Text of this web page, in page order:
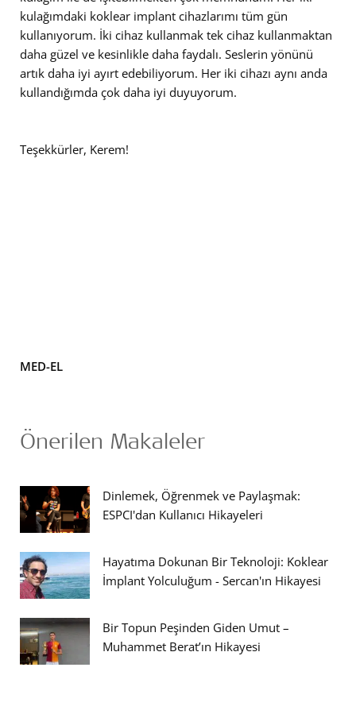
kulağımdaki koklear implant cihazlarımı tüm gün
kullanıyorum. İki cihaz kullanmak tek cihaz kullanmaktan
daha güzel ve kesinlikle daha faydalı. Seslerin yönünü
artık daha iyi ayırt edebiliyorum. Her iki cihazı aynı anda
kullandığımda çok daha iyi duyuyorum.
Teşekkürler, Kerem!
MED-EL
Önerilen Makaleler
Dinlemek, Öğrenmek ve Paylaşmak:
ESPCI'dan Kullanıcı Hikayeleri
Hayatıma Dokunan Bir Teknoloji: Koklear
İmplant Yolculuğum - Sercan'ın Hikayesi
Bir Topun Peşinden Giden Umut –
Muhammet Berat’ın Hikayesi